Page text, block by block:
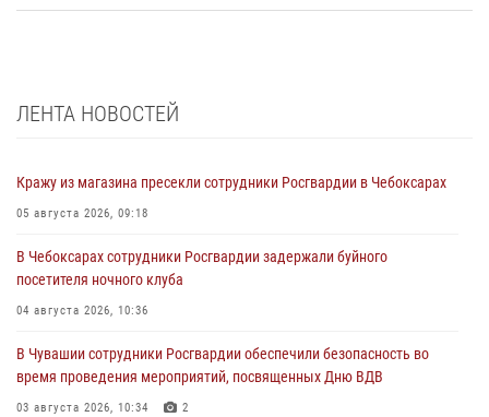
ЛЕНТА НОВОСТЕЙ
Кражу из магазина пресекли сотрудники Росгвардии в Чебоксарах
05 августа 2026, 09:18
В Чебоксарах сотрудники Росгвардии задержали буйного
посетителя ночного клуба
04 августа 2026, 10:36
В Чувашии сотрудники Росгвардии обеспечили безопасность во
время проведения мероприятий, посвященных Дню ВДВ
03 августа 2026, 10:34 2